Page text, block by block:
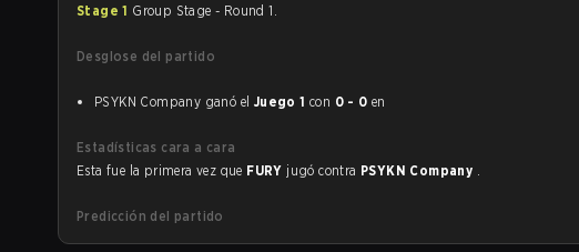
Stage 1 Group Stage - Round 1.
Desglose del partido
PSYKN Company ganó el Juego 1 con 0 - 0 en
Estadísticas cara a cara
Esta fue la primera vez que FURY jugó contra PSYKN Company .
Predicción del partido